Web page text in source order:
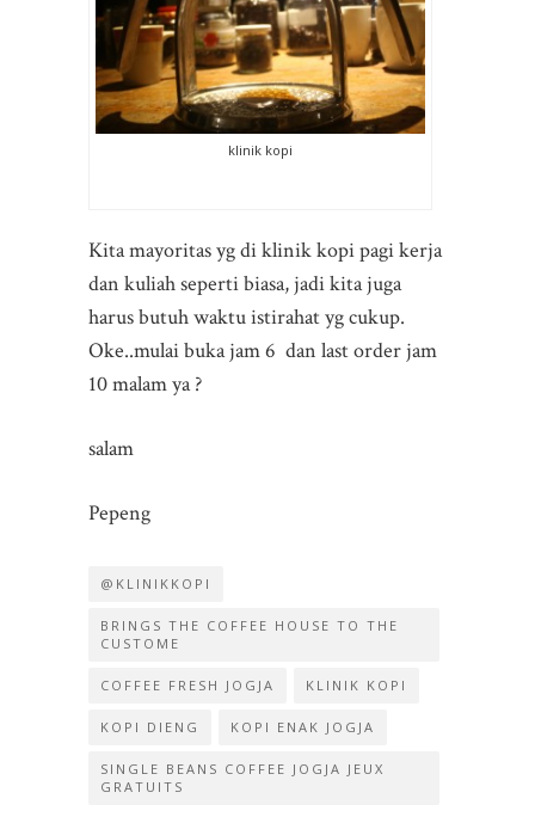
klinik kopi
Kita mayoritas yg di klinik kopi pagi kerja
dan kuliah seperti biasa, jadi kita juga
harus butuh waktu istirahat yg cukup.
Oke..mulai buka jam 6 dan last order jam
10 malam ya ?
salam
Pepeng
@KLINIKKOPI
BRINGS THE COFFEE HOUSE TO THE
CUSTOME
COFFEE FRESH JOGJA KLINIK KOPI
KOPI DIENG KOPI ENAK JOGJA
SINGLE BEANS COFFEE JOGJA JEUX
GRATUITS